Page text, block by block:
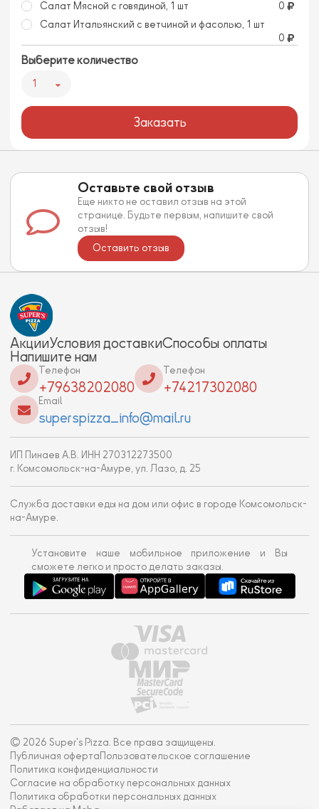
Салат Мясной с говядиной, 1 шт
0
Салат Итальянский с ветчиной и фасолью, 1 шт
0
Выберите количество
1
Заказать
Оставьте свой отзыв
Еще никто не оставил отзыв на этой
странице. Будьте первым, напишите свой
отзыв!
Оставить отзыв
АкцииУсловия доставкиСпособы оплаты
Напишите нам
Телефон
+79638202080
Телефон
+74217302080
Email
superspizza_info@mail.ru
ИП Пинаев А.В. ИНН 270312273500
г. Комсомольск-на-Амуре, ул. Лазо, д. 25
Служба доставки еды на дом или офис в городе Комсомольск-
на-Амуре.
Установите наше мобильное приложение и Вы
сможете легко и просто делать заказы.
© 2026 Super's Pizza. Все права защищены.
Публичная оферта Пользовательское соглашение
Политика конфиденциальности
Согласие на обработку персональных данных
Политика обработки персональных данных